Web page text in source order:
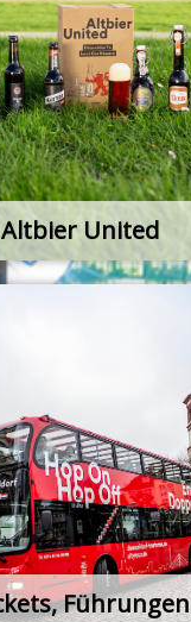
Altbier United
Führungen